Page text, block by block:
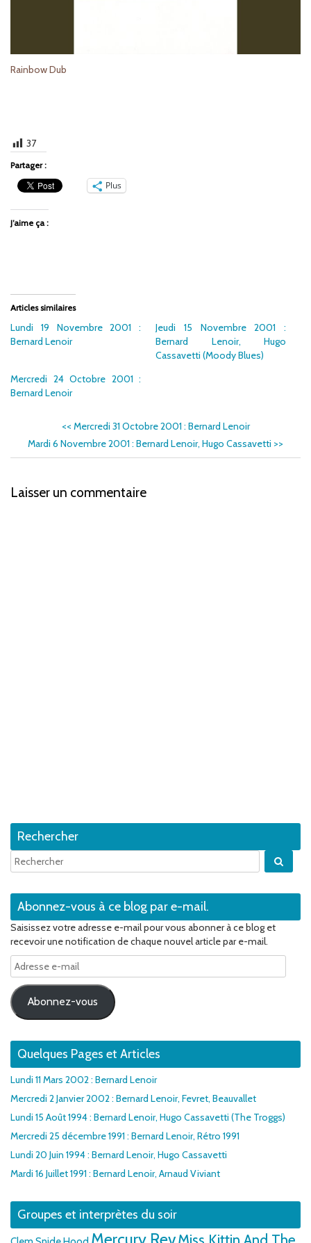
Rainbow Dub
37
Partager :
Plus
J’aime ça :
Articles similaires
Lundi 19 Novembre 2001 :
Bernard Lenoir
Jeudi 15 Novembre 2001 :
Bernard Lenoir, Hugo
Cassavetti (Moody Blues)
Mercredi 24 Octobre 2001 :
Bernard Lenoir
<< Mercredi 31 Octobre 2001 : Bernard Lenoir
Mardi 6 Novembre 2001 : Bernard Lenoir, Hugo Cassavetti >>
Laisser un commentaire
Rechercher
Abonnez-vous à ce blog par e-mail.
Saisissez votre adresse e-mail pour vous abonner à ce blog et
recevoir une notification de chaque nouvel article par e-mail.
Adresse
e-
mail
Abonnez-vous
Quelques Pages et Articles
Lundi 11 Mars 2002 : Bernard Lenoir
Mercredi 2 Janvier 2002 : Bernard Lenoir, Fevret, Beauvallet
Lundi 15 Août 1994 : Bernard Lenoir, Hugo Cassavetti (The Troggs)
Mercredi 25 décembre 1991 : Bernard Lenoir, Rétro 1991
Lundi 20 Juin 1994 : Bernard Lenoir, Hugo Cassavetti
Mardi 16 Juillet 1991 : Bernard Lenoir, Arnaud Viviant
Groupes et interprètes du soir
Miss Kittin And The